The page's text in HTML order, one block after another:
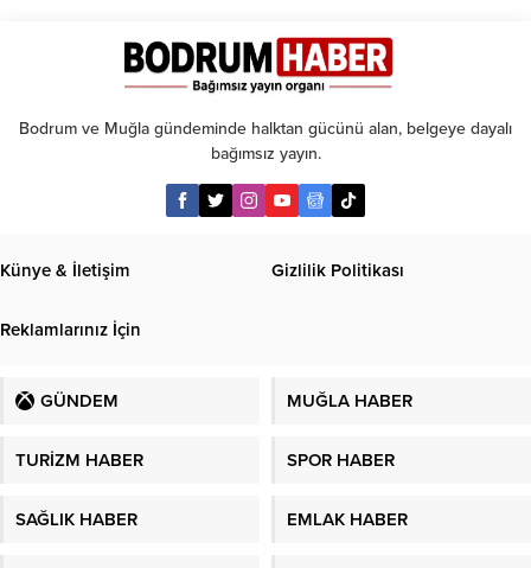
Bodrum ve Muğla gündeminde halktan gücünü alan, belgeye dayalı
bağımsız yayın.
Künye & İletişim Gizlilik Politikası
Reklamlarınız İçin
GÜNDEM MUĞLA HABER
TURİZM HABER SPOR HABER
SAĞLIK HABER EMLAK HABER